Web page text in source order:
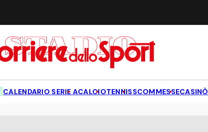
CALENDARIO SERIE ACALCIOTENNISSCOMMESSECASINÒ